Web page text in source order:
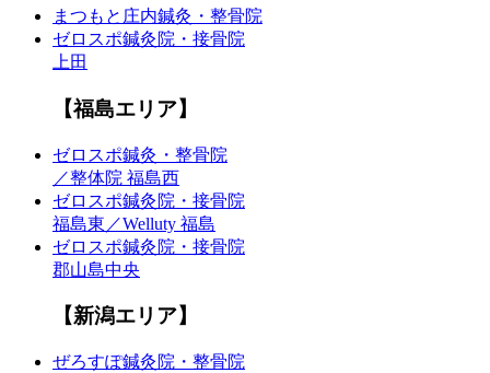
まつもと庄内鍼灸・整骨院
ゼロスポ鍼灸院・接骨院
上田
【福島エリア】
ゼロスポ鍼灸・整骨院
／整体院 福島西
ゼロスポ鍼灸院・接骨院
福島東／Welluty 福島
ゼロスポ鍼灸院・接骨院
郡山島中央
【新潟エリア】
ぜろすぽ鍼灸院・整骨院